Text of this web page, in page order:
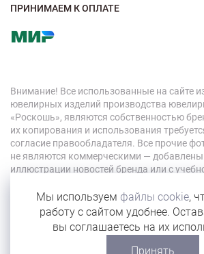
ПРИНИМАЕМ К ОПЛАТЕ
Внимание! Все использованные на сайте
ювелирных изделий производства
«Роскошь», являются собственностью
их копирования и использования
согласие правообладателя. Все прочие
не являются коммерческими — добавлены
иллюстрации новостей бренда или с
© 2026 «Роскошь»
Мы используем файлы cookie,
работу с сайтом удобнее.
вы соглашаетесь на их
Принять